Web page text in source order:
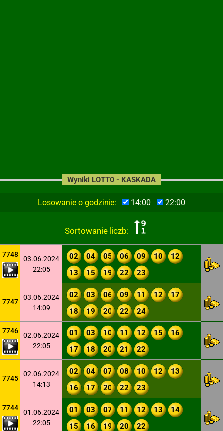
Losowanie o godzinie: 14:00 22:00
Sortowanie liczb:
Wyniki LOTTO - KASKADA
7748
03.06.2024
22:05
02 04 05 06 09 10
12
13
15 19 22 23
7747
03.06.2024
14:09
02 03 06 09 11 12
17
18
19 20 22 24
7746
02.06.2024
22:05
01 03 10 11 12 15
16
17
18 20 21 22
7745
02.06.2024
14:13
02 04 07 08 10 12
13
16
17 20 22 23
7744
01.06.2024
22:05
01 03 07 11 12 13
14
15
16 19 20 22